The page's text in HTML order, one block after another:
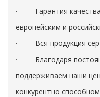
· Гарантия качества
европейским и
· Вся продукция
· Благодаря
поддерживаем наши
конкурентно